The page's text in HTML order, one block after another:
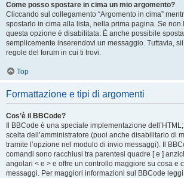
Come posso spostare in cima un mio argomento?
Cliccando sul collegamento “Argomento in cima”
spostarlo in cima alla lista, nella prima pagina. Se non
questa opzione è disabilitata. È anche possibile
semplicemente inserendovi un messaggio. Tuttavia,
regole del forum in cui ti trovi.
Top
Formattazione e tipi di argomenti
Cos’è il BBCode?
Il BBCode è una speciale implementazione
scelta dell’amministratore (puoi anche disabilitarlo di
tramite l’opzione nel modulo di invio messaggi). Il
comandi sono racchiusi tra parentesi quadre [ e ]
angolari < e > e offre un controllo maggiore su cosa e
messaggi. Per maggiori informazioni sul BBCode